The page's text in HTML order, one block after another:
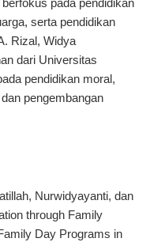
pada pendidikan
serta pendidikan
Rizal, Widya
dari Universitas
pendidikan moral,
pengembangan
Nurwidyayanti, dan
through Family
Day Programs in